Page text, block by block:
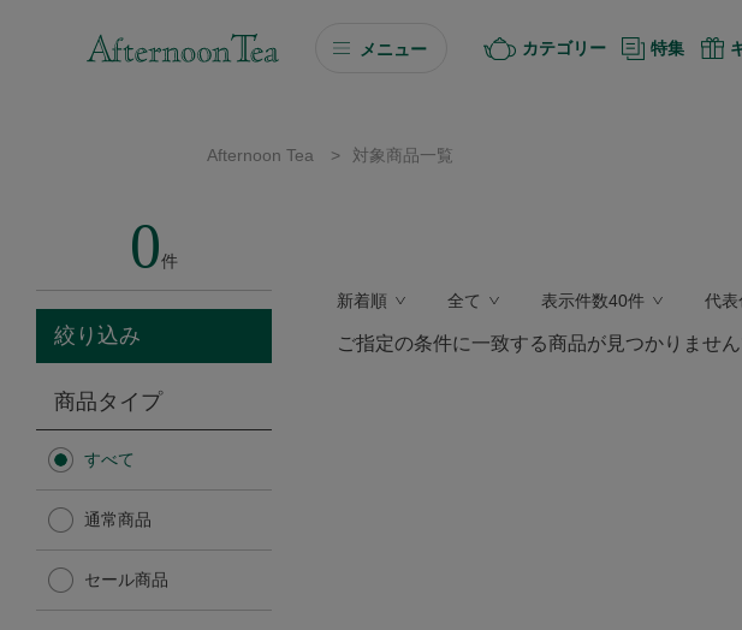
メニュー
ソーシャルギフト
カタログギフト
Afternoon Tea TEAROOM
Afternoon Tea TEAROOM
カテゴリー 特集
Afternoon Tea > 対象商品一覧
0件
絞り込み
商品タイプ
すべて
通常商品
セール商品
新着順 全て 表示件数40件 代表
ご指定の条件に一致する商品が見つかりません